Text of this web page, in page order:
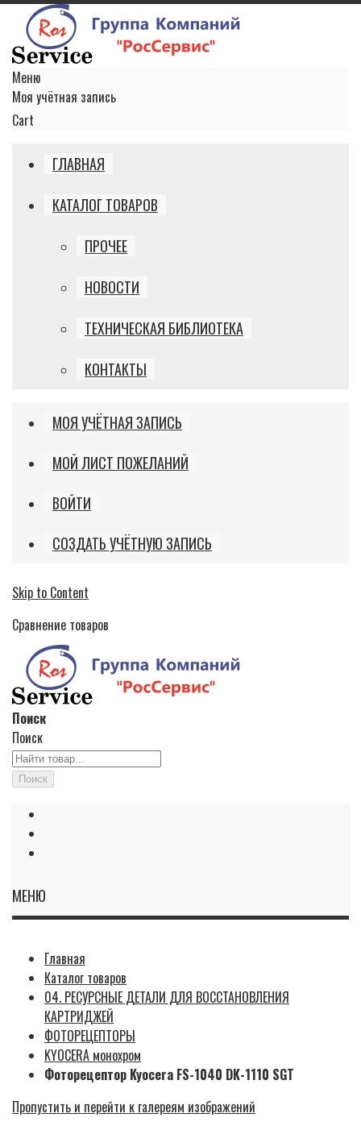
Меню
Моя учётная запись
Cart
ГЛАВНАЯ
КАТАЛОГ ТОВАРОВ
ПРОЧЕЕ
НОВОСТИ
ТЕХНИЧЕСКАЯ БИБЛИОТЕКА
КОНТАКТЫ
МОЯ УЧЁТНАЯ ЗАПИСЬ
МОЙ ЛИСТ ПОЖЕЛАНИЙ
ВОЙТИ
СОЗДАТЬ УЧЁТНУЮ ЗАПИСЬ
Skip to Content
Сравнение товаров
Поиск
Поиск
Поиск
МЕНЮ
Главная
Каталог товаров
04. РЕСУРСНЫЕ ДЕТАЛИ ДЛЯ ВОССТАНОВЛЕНИЯ
КАРТРИДЖЕЙ
ФОТОРЕЦЕПТОРЫ
KYOCERA монохром
Фоторецептор Kyocera FS-1040 DK-1110 SGT
Пропустить и перейти к галереям изображений